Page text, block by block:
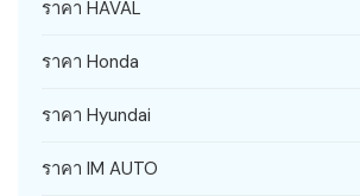
ราคา HAVAL
ราคา Honda
ราคา Hyundai
ราคา IM AUTO